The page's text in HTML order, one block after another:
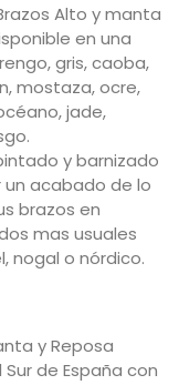
Alto y manta
en una
gris, caoba,
mostaza, ocre,
jade,
y barnizado
un acabado de lo
brazos en
mas usuales
nogal o nórdico.
y Reposa
de España con